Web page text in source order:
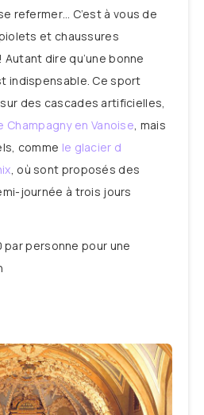
refermer… C’est à vous de
et chaussures
dire qu’une bonne
indispensable. Ce sport
des cascades artificielles,
Champagny en Vanoise , mais
comme le glacier d
, où sont proposés des
journée à trois jours
par personne pour une